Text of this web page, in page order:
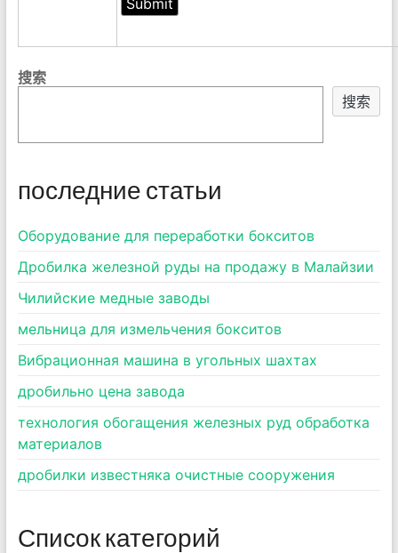
搜索
搜索
последние статьи
Оборудование для переработки бокситов
Дробилка железной руды на продажу в Малайзии
Чилийские медные заводы
мельница для измельчения бокситов
Вибрационная машина в угольных шахтах
дробильно цена завода
технология обогащения железных руд обработка
материалов
дробилки известняка очистные сооружения
Список категорий